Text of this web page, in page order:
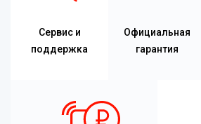
Сервис и
поддержка
Официальная
гарантия